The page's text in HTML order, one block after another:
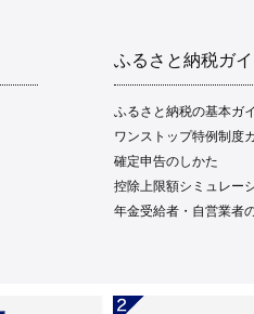
ふるさと納税ガ
ふるさと納税の基本ガ
ワンストップ特例制度
確定申告のしかた
控除上限額シミュレー
年金受給者・自営業者